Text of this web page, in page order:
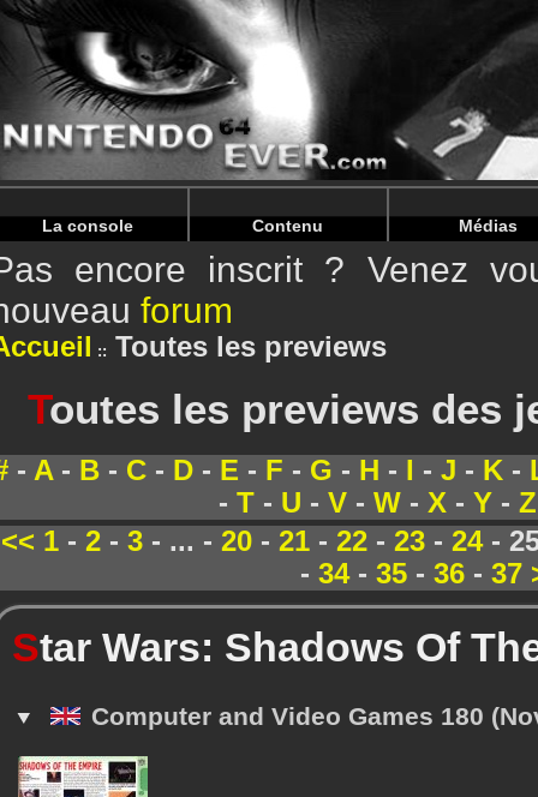
Warning: Undefined array key "HTTP_REFERER" in /
Warning: Undefined array key "HTTP_REFERER" in /
La console Contenu Médias
encore inscrit ? Venez
forum
Toutes les previews
Toutes les previews des
- A- B- C- D- E - F - G - H - - J - K-
- T- U - V- W- X- Y- Z
1 - 2 - 3 - ... - 20 - 21 - 22 - 23 - 24-
- 34- 35 - 36 - 37
Star Wars: Shadows Of
Computer and Video Games 180